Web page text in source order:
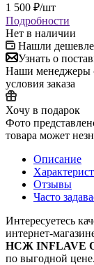
1 500 ₽/шт
Подробности
Нет в наличии
Нашли
Узнать о
Наши менеджеры
условия заказа
Хочу в подарок
Фото
товара может
Описание
Отзывы
Часто
Интересуетесь
НСЖ INFLAVE
по выгодной цене.